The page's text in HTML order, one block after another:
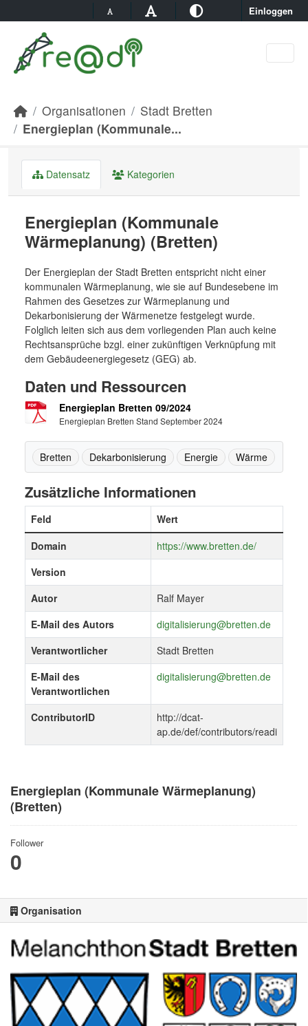
Einloggen
Organisationen
Stadt Bretten
Energieplan (Kommunale...
Energieplan (Kommunale Wärmeplanung)
(Bretten)
Follower
0
Organisation
Datensatz Kategorien
Energieplan (Kommunale
Wärmeplanung) (Bretten)
Der Energieplan der Stadt Bretten entspricht nicht einer
kommunalen Wärmeplanung, wie sie auf Bundesebene im
Rahmen des Gesetzes zur Wärmeplanung und
Dekarbonisierung der Wärmenetze festgelegt wurde.
Folglich leiten sich aus dem vorliegenden Plan auch keine
Rechtsansprüche bzgl. einer zukünftigen Verknüpfung mit
dem Gebäudeenergiegesetz (GEG) ab.
Daten und Ressourcen
Energieplan Bretten 09/2024
Energieplan Bretten Stand September 2024
Bretten Dekarbonisierung Energie Wärme
Zusätzliche Informationen
Feld
Wert
Domain
https://www.bretten.de/
Version
Autor
Ralf Mayer
E-Mail des Autors
digitalisierung@bretten.de
Verantwortlicher
Stadt Bretten
E-Mail des
Verantwortlichen
digitalisierung@bretten.de
ContributorID
http://dcat-
ap.de/def/contributors/readi